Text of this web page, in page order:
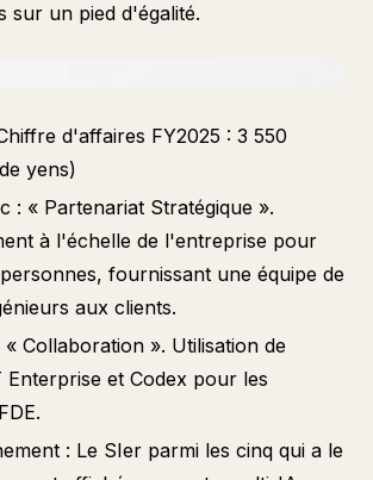
sur un pied d'égalité.
d'affaires FY2025 : 3 550
yens)
: « Partenariat Stratégique ».
à l'échelle de l'entreprise pour
fournissant une équipe de
aux clients.
Collaboration ». Utilisation de
Enterprise et Codex pour les
: Le SIer parmi les cinq qui a le